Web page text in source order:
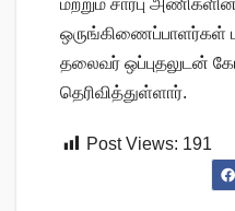
மற்றும் சார்பு
ஒருங்கிணைப்பாளர்கள்
தலைவர் ஒப்புதலுடன்
தெரிவித்துள்ளார்.
Post Views: 191